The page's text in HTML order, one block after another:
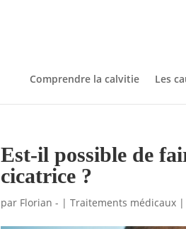
Comprendre la calvitie Les
Est-il possible de
cicatrice ?
par Florian - |Traitements médicaux